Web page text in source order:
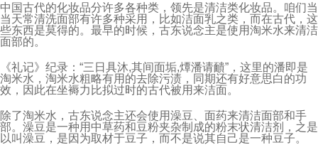
中国古代的化妆品分许多各种类，领先是清洁类化妆品。咱们当
当天常清洗面部有许多种采用，比如洁面乳之类，而在古代，这
些东西是莫得的。最早的时候，古东说念主是使用淘米水来清洁
面部的。
《礼记》纪录：“三日具沐,其间面垢,燂潘请靧”，这里的潘即是
淘米水，淘米水粗略有用的去除污渍，同期还有好意思白的功
效，因此在坐褥力比拟过时的古代被用来洁面。
除了淘米水，古东说念主还会使用澡豆、面药来清洁面部和手
部。澡豆是一种用中草药和豆粉夹杂制成的粉末状清洁剂，之是
以叫澡豆，是因为取材于豆子，而不是说其自己是一种豆子。